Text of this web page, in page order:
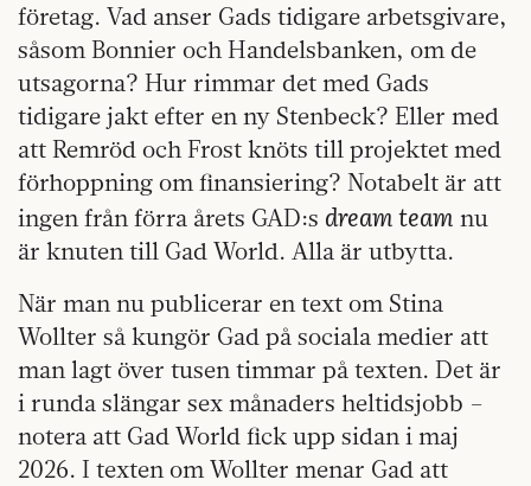
företag. Vad anser Gads tidigare arbetsgivare,
såsom Bonnier och Handelsbanken, om de
utsagorna? Hur rimmar det med Gads
tidigare jakt efter en ny Stenbeck? Eller med
att Remröd och Frost knöts till projektet med
förhoppning om finansiering? Notabelt är att
ingen från förra årets GAD:s dream team nu
är knuten till Gad World. Alla är utbytta.
När man nu publicerar en text om Stina
Wollter så kungör Gad på sociala medier att
man lagt över tusen timmar på texten. Det är
i runda slängar sex månaders heltidsjobb –
notera att Gad World fick upp sidan i maj
2026. I texten om Wollter menar Gad att